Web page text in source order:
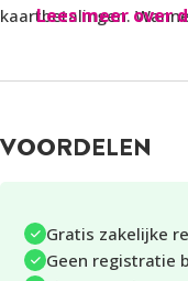
kaartbetalingen.
gekoppeld is aan de
abonnement biedt 1%
Lees meer over
VOORDELEN
Gratis zakelijke
Geen registratie